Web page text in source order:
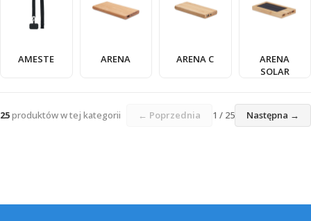
AMESTE ARENA ARENA C
ARENA
SOLAR
25produktów w tej kategorii ← Poprzednia 1 / 25 Następna →